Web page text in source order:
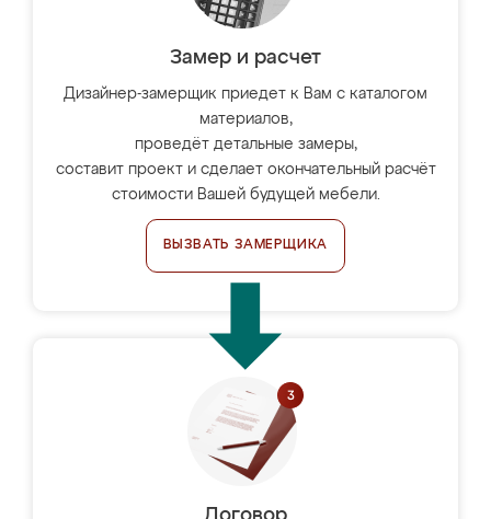
Замер и расчет
Дизайнер-замерщик приедет к Вам с каталогом
материалов,
проведёт детальные замеры,
составит проект и сделает окончательный расчёт
стоимости Вашей будущей мебели.
ВЫЗВАТЬ ЗАМЕРЩИКА